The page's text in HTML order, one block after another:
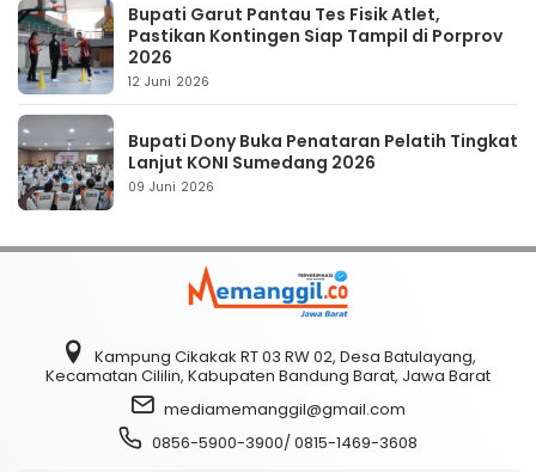
Bupati Garut Pantau Tes Fisik Atlet,
Pastikan Kontingen Siap Tampil di Porprov
2026
12 Juni 2026
Bupati Dony Buka Penataran Pelatih Tingkat
Lanjut KONI Sumedang 2026
09 Juni 2026
Kampung Cikakak RT 03 RW 02, Desa Batulayang,
Kecamatan Cililin, Kabupaten Bandung Barat, Jawa Barat
mediamemanggil@gmail.com
0856-5900-3900/ 0815-1469-3608